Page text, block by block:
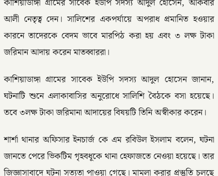
কাশিয়াডাঙ্গা গ্রামের সাবেক ইউপি সদস্য আদুল হোসেন, আকবার
আলী নেতৃত্ব দেন। সালিশের একপর্যায়ে অপরাধ প্রমানিত হওয়ার
কারনে তাদেরকে বেদম ভাবে মারপিঠ করা হয় এবং ৩ লক্ষ টাকা
জরিমান আদায় করেন মাতব্বাররা।
কাশিয়াডাঙ্গা গ্রামের সাবেক ইউপি সদস্য আদুল হোসেন জানান,
ঘটনাটি শুনে এলাকাবাসির অনুরোধে সালিশি বৈঠকে বসা হয়েছে।
তবে ৩লক্ষ টাকা জরিমানা আদায়ের বিষয়টি তিনি অস্বীকার করেন।
শার্শা থানার অফিসার ইনচার্জ কে এম রবিউল ইসলাম বলেন, ঘটনা
জানতে পেরে ভিকটিম গৃহবধূকে থানা হেফাজতে নেওয়া হয়েছে। তার
জিজ্ঞাসাবাদে ঘটনা সত্যতা পাওয়া গেছে। মামলা করার প্রস্তুতি চলছে